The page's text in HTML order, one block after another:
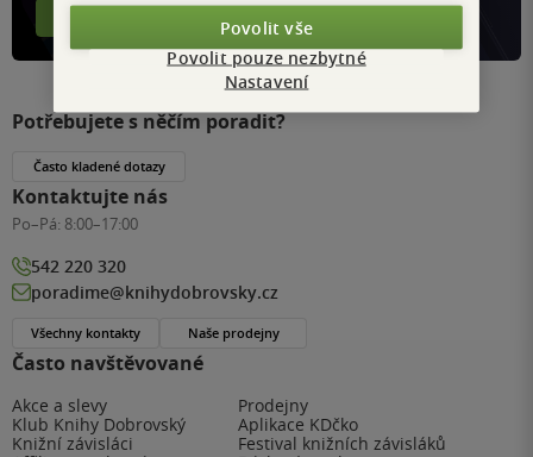
Více o klubu
Často navštěvované
Akce a slevy
Prodejny
Klub Knihy Dobrovský
Aplikace KDčko
Knižní závisláci
Festival knižních závisláků
Potřebujete s něčím poradit?
Často kladené dotazy
Kontaktujte nás
Po–Pá: 8:00–17:00
542 220 320
poradime@knihydobrovsky.cz
Všechny kontakty Naše prodejny
Povolit vše
Povolit pouze nezbytné
Nastavení